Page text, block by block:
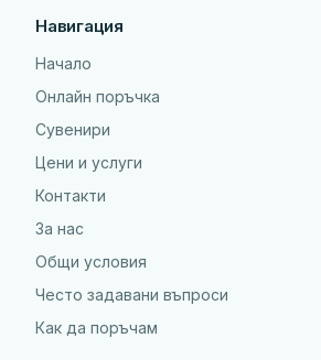
Навигация
Начало
Онлайн поръчка
Сувенири
Цени и услуги
Контакти
За нас
Общи условия
Често задавани въпроси
Как да поръчам